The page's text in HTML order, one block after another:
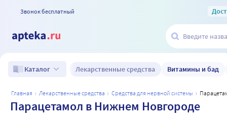
Звонок бесплатный
Каталог Лекарственные средства Витамины и бад
главная лекарственные средства средства для нервной системы
Парацетамол в Нижнем Новгороде